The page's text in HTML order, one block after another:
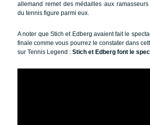
allemand remet des médailles aux
du tennis figure parmi eux.
A noter que Stich et Edberg avaient fait le
finale comme vous pourrez le constater dans
sur Tennis Legend : Stich et Edberg font le